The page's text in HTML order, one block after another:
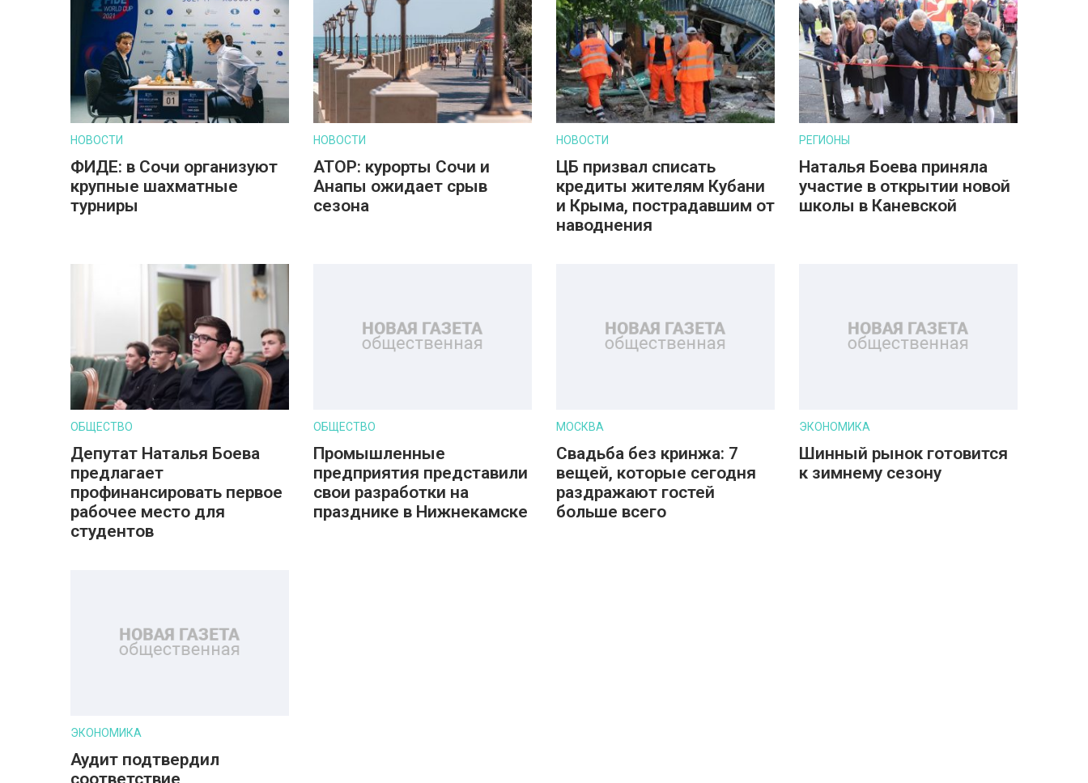
НОВОСТИ
ФИДЕ: в Сочи организуют
крупные шахматные
турниры
НОВОСТИ
АТОР: курорты Сочи и
Анапы ожидает срыв
сезона
НОВОСТИ
ЦБ призвал списать
кредиты жителям Кубани
и Крыма, пострадавшим от
наводнения
РЕГИОНЫ
Наталья Боева приняла
участие в открытии новой
школы в Каневской
ОБЩЕСТВО
Депутат Наталья Боева
предлагает
профинансировать первое
рабочее место для
студентов
ОБЩЕСТВО
Промышленные
предприятия представили
свои разработки на
празднике в Нижнекамске
МОСКВА
Свадьба без кринжа: 7
вещей, которые сегодня
раздражают гостей
больше всего
ЭКОНОМИКА
Шинный рынок готовится
к зимнему сезону
ЭКОНОМИКА
Аудит подтвердил
соответствие